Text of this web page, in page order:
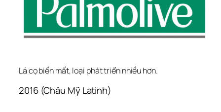
Lá cọ biến mất, loại phát triển nhiều hơn.
2016 (Châu Mỹ Latinh)